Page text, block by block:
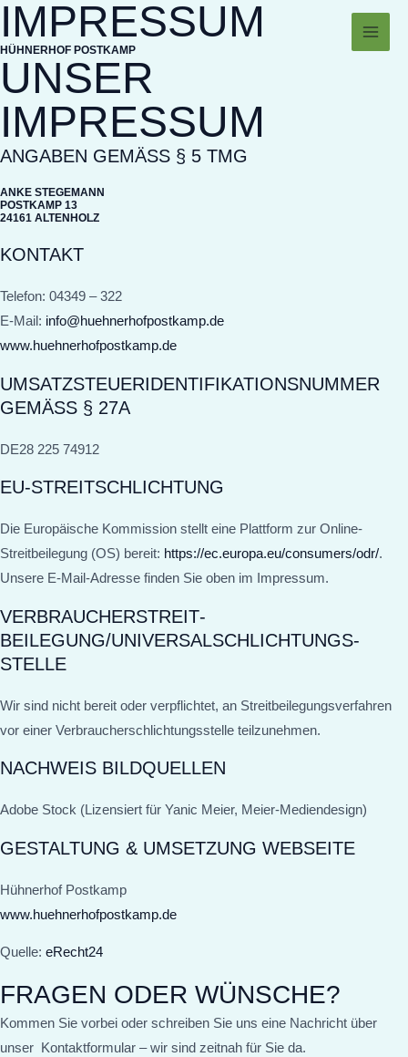
Zum
Inhalt
springen
IMPRESSUM
HÜHNERHOF POSTKAMP
UNSER
IMPRESSUM
ANGABEN GEMÄSS § 5 TMG
ANKE STEGEMANN
POSTKAMP 13
24161 ALTENHOLZ
KONTAKT
Telefon: 04349 – 322
E-Mail: info@huehnerhofpostkamp.de
www.huehnerhofpostkamp.de
UMSATZSTEUERIDENTIFIKATIONSNUMMER
GEMÄSS § 27A
DE28 225 74912
EU-STREITSCHLICHTUNG
Die Europäische Kommission stellt eine Plattform zur Online-
Streitbeilegung (OS) bereit: https://ec.europa.eu/consumers/odr/.
Unsere E-Mail-Adresse finden Sie oben im Impressum.
VERBRAUCHER­STREIT­
BEILEGUNG/UNIVERSAL­SCHLICHTUNGS­
STELLE
Wir sind nicht bereit oder verpflichtet, an Streitbeilegungsverfahren
vor einer Verbraucherschlichtungsstelle teilzunehmen.
NACHWEIS BILDQUELLEN
Adobe Stock (Lizensiert für Yanic Meier, Meier-Mediendesign)
GESTALTUNG & UMSETZUNG WEBSEITE
Hühnerhof Postkamp
www.huehnerhofpostkamp.de
Quelle: eRecht24
FRAGEN ODER WÜNSCHE?
Kommen Sie vorbei oder schreiben Sie uns eine Nachricht über
unser Kontaktformular – wir sind zeitnah für Sie da.